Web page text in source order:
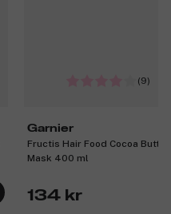
(9)
Garnier
Fructis Hair Food Cocoa Butter
Mask 400 ml
134 kr